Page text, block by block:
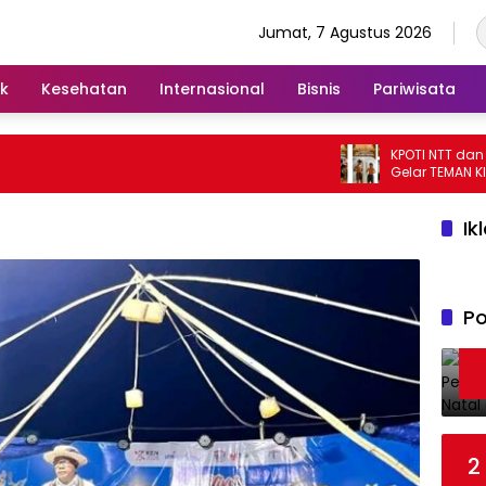
Jumat, 7 Agustus 2026
Kesehatan Internasional Bisnis Pariwisata
KPOTI NTT dan
Gelar TEMAN KITA
Hidupkan
2